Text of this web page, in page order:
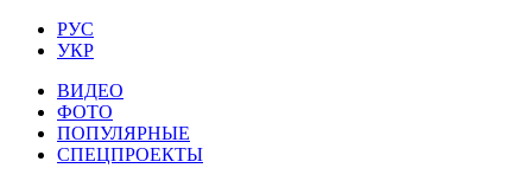
РУС
УКР
ВИДЕО
ФОТО
ПОПУЛЯРНЫЕ
СПЕЦПРОЕКТЫ